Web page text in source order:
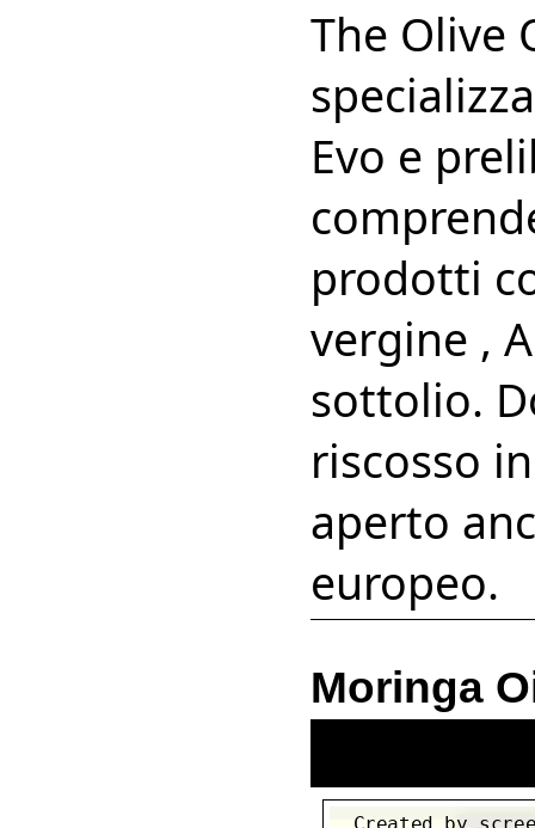
The Olive
Evo e
prodotti
vergine ,
sottolio.
riscosso
aperto
europeo.
Moringa